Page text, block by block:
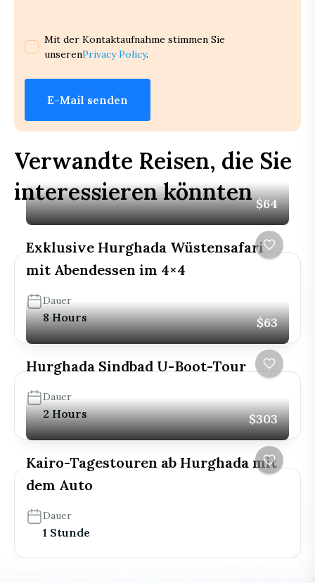
Mit der Kontaktaufnahme stimmen Sie
unserenPrivacy Policy.
E-Mail senden
Verwandte Reisen, die Sie
interessieren könnten $64
Exklusive Hurghada Wüstensafari
mit Abendessen im 4×4
Dauer
8 Hours $63
Hurghada Sindbad U-Boot-Tour
Dauer
2 Hours $303
Kairo-Tagestouren ab Hurghada mit
dem Auto
Dauer
1 Stunde